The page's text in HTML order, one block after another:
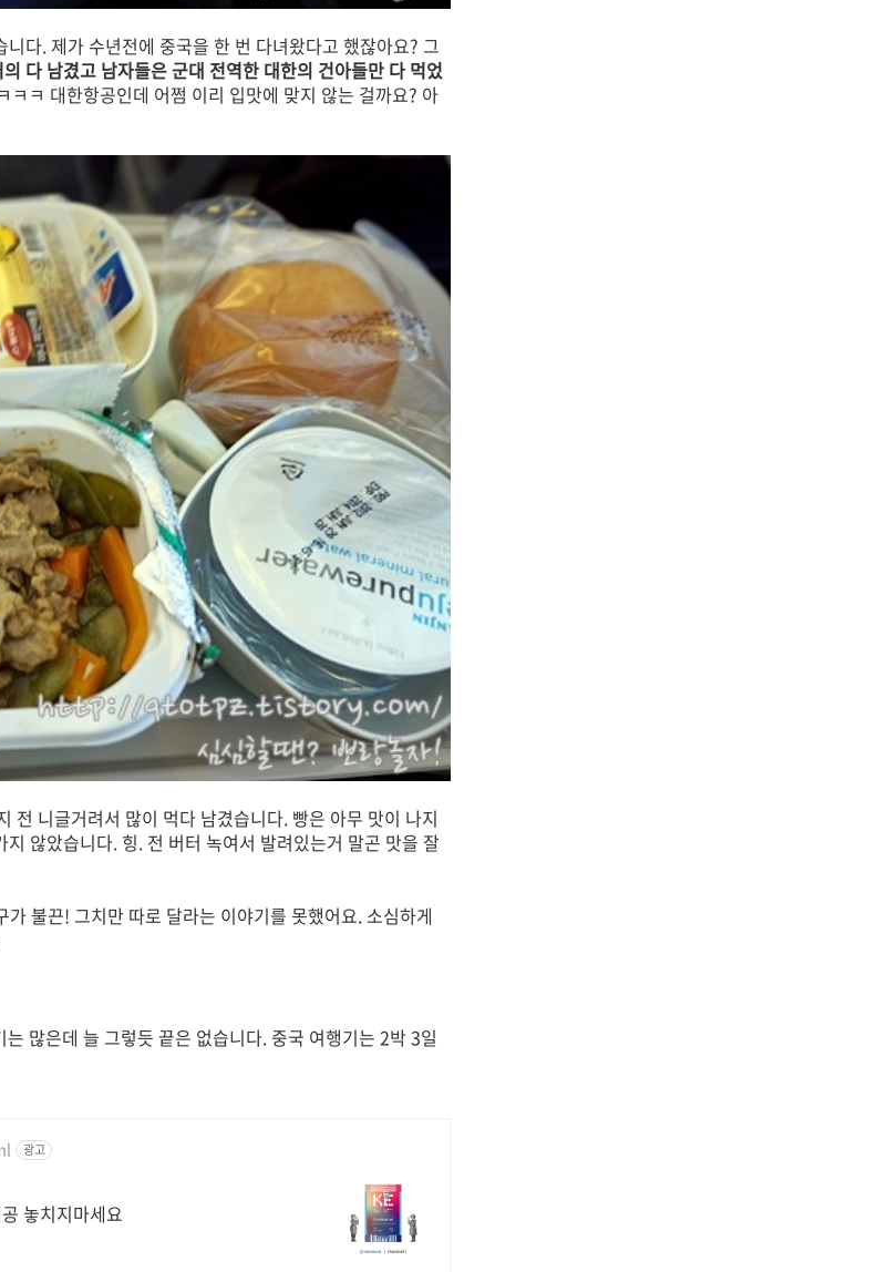
다. 제가 수년전에 중국을 한 번 다녀왔다고 했잖아요? 그
다 남겼고 남자들은 군대 전역한 대한의 건아들만 다 먹었
ㅋ 대한항공인데 어쩜 이리 입맛에 맞지 않는 걸까요? 아
전 니글거려서 많이 먹다 남겼습니다. 빵은 아무 맛이 나지
않았습니다. 힝. 전 버터 녹여서 발려있는거 말곤 맛을 잘
불끈! 그치만 따로 달라는 이야기를 못했어요. 소심하게
많은데 늘 그렇듯 끝은 없습니다. 중국 여행기는 2박 3일
광고
놓치지마세요